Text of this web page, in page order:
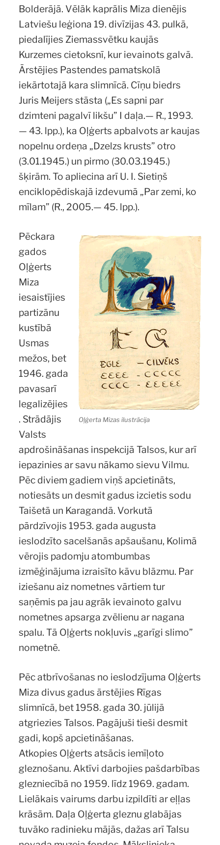
Bolderājā. Vēlāk kaprālis Miza dienējis
Latviešu leģiona 19. divīzijas 43. pulkā,
piedalījies Ziemassvētku kaujās
Kurzemes cietoksnī, kur ievainots galvā.
Ārstējies Pastendes pamatskolā
iekārtotajā kara slimnīcā. Cīņu biedrs
Juris Meijers stāsta („Es sapni par
dzimteni pagalvī likšu” I daļa.— R., 1993.
— 43. lpp.), ka Oļģerts apbalvots ar kaujas
nopelnu ordeņa „Dzelzs krusts” otro
(3.01.1945.) un pirmo (30.03.1945.)
šķirām. To apliecina arī U. I. Sietiņš
enciklopēdiskajā izdevumā „Par zemi, ko
mīlam” (R., 2005.— 45. lpp.).
Oļģerta Mizas ilustrācija
Pēckara
gados
Oļģerts
Miza
iesaistījies
partizānu
kustībā
Usmas
mežos, bet
1946. gada
pavasarī
legalizējies
. Strādājis
Valsts
apdrošināšanas inspekcijā Talsos, kur arī
iepazinies ar savu nākamo sievu Vilmu.
Pēc diviem gadiem viņš apcietināts,
notiesāts un desmit gadus izcietis sodu
Taišetā un Karagandā. Vorkutā
pārdzīvojis 1953. gada augusta
ieslodzīto sacelšanās apšaušanu, Kolimā
vērojis padomju atombumbas
izmēģinājuma izraisīto kāvu blāzmu. Par
iziešanu aiz nometnes vārtiem tur
saņēmis pa jau agrāk ievainoto galvu
nometnes apsarga zvēlienu ar nagana
spalu. Tā Oļģerts nokļuvis „garīgi slimo”
nometnē.
Pēc atbrīvošanas no ieslodzījuma Oļģerts
Miza divus gadus ārstējies Rīgas
slimnīcā, bet 1958. gada 30. jūlijā
atgriezies Talsos. Pagājuši tieši desmit
gadi, kopš apcietināšanas.
Atkopies Oļģerts atsācis iemīļoto
gleznošanu. Aktīvi darbojies pašdarbības
glezniecībā no 1959. līdz 1969. gadam.
Lielākais vairums darbu izpildīti ar eļļas
krāsām. Daļa Oļģerta gleznu glabājas
tuvāko radinieku mājās, dažas arī Talsu